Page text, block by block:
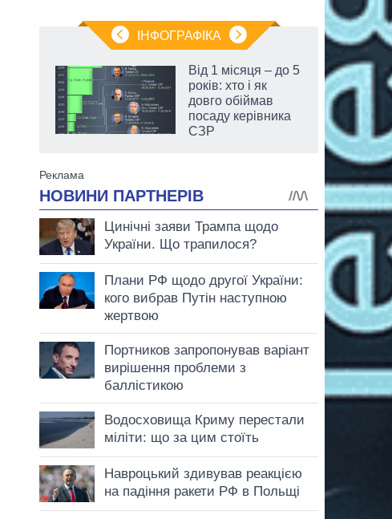
ІНФОГРАФІКА
Від 1 місяця – до 5
років: хто і як
довго обіймав
посаду керівника
СЗР